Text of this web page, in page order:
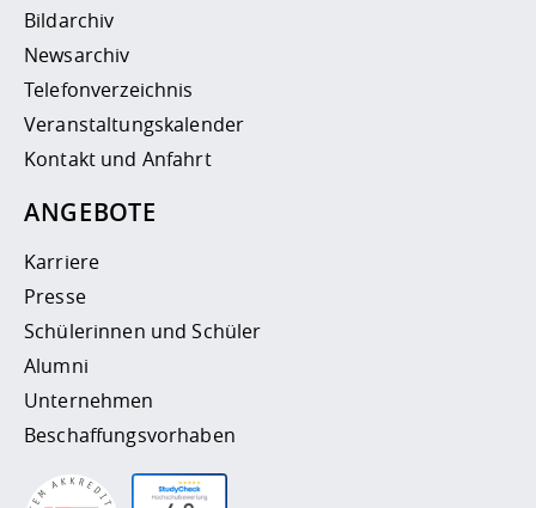
Bildarchiv
Newsarchiv
Telefonverzeichnis
Veranstaltungskalender
Kontakt und Anfahrt
ANGEBOTE
Karriere
Presse
Schülerinnen und Schüler
Alumni
Unternehmen
Beschaffungsvorhaben